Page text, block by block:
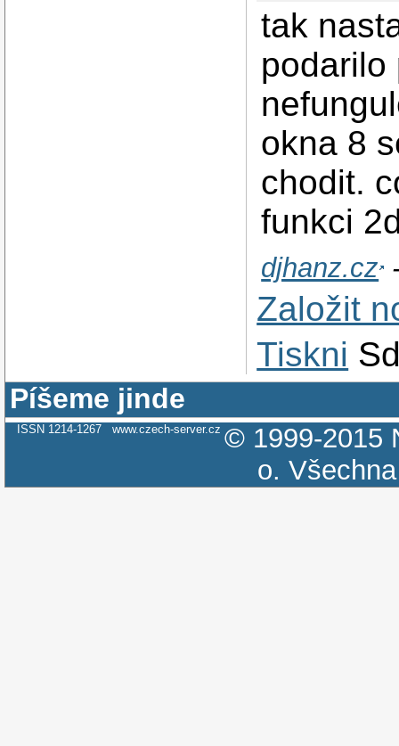
tak
podarilo
okna 8
chodit.
funkci
djhanz.cz
Založit
Tiskni
Píšeme jinde
ISSN 1214-1267 www.czech-server.cz © 1999-2015
o.